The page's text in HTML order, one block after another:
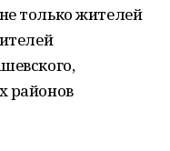
только жителей
районов